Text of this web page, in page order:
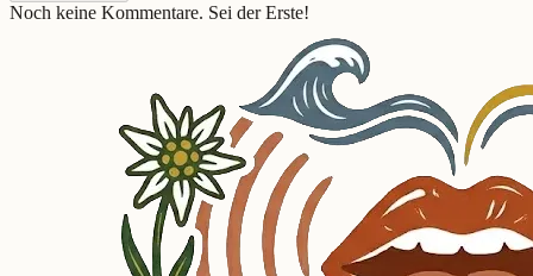
Noch keine Kommentare. Sei der Erste!